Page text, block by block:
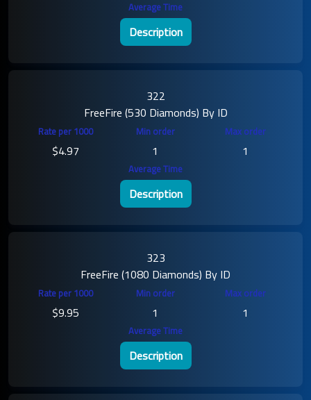
Description
322
FreeFire (530 Diamonds) By ID
$4.97
1 1
Description
323
FreeFire (1080 Diamonds) By ID
$9.95
1 1
Description